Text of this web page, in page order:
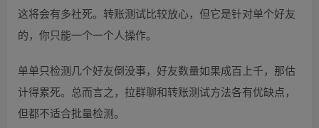
这将会有多社死。转账测试比较放心，但它是针对单个好友
的，你只能一个一个人操作。
单单只检测几个好友倒没事，好友数量如果成百上千，那估
计得累死。总而言之，拉群聊和转账测试方法各有优缺点，
但都不适合批量检测。